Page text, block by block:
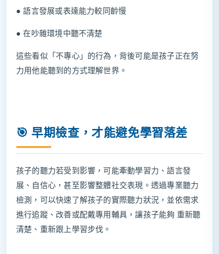
● 語言發展或表達能力較同齡慢
● 在吵雜環境中聽不清楚
這些看似「不專心」的行為，背後可能是孩子正在努
力用他能聽到的方式理解世界。
🎯 早期檢查，才能避免學習落差
孩子的聽力若受到影響，可能牽動學習力、語言發
展、自信心，甚至影響整體社交表現。透過專業聽力
檢測，可以快速了解孩子的實際聽力狀況，並依需求
進行追蹤、改善或配戴專用輔具，讓孩子能夠 重新聽
清楚、重新跟上學習步伐。